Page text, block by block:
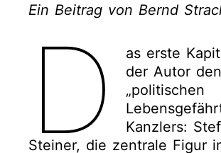
Ein Beitrag von Bernd
D
as erste
der Autor
„politischen
Kanzlers:
Steiner, die zentrale Figur